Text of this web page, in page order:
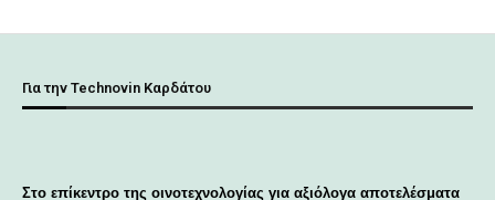
Για την Technovin Καρδάτου
Στο επίκεντρο της οινοτεχνολογίας για αξιόλογα αποτελέσματα